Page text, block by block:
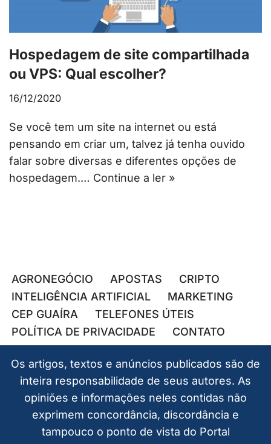
Hospedagem de site compartilhada
ou VPS: Qual escolher?
16/12/2020
Se você tem um site na internet ou está
pensando em criar um, talvez já tenha ouvido
falar sobre diversas e diferentes opções de
hospedagem.… Continue a ler »
AGRONEGÓCIO APOSTAS
CRIPTO
INTELIGÊNCIA ARTIFICIAL
MARKETING
CEP GUAÍRA
TELEFONES ÚTEIS
POLÍTICA DE PRIVACIDADE
CONTATO
Os artigos, textos e anúncios publicados são de
inteira responsabilidade de seus autores. As
opiniões e informações neles contidas não
exprimem concordância, discordância e
tampouco o ponto de vista do Portal